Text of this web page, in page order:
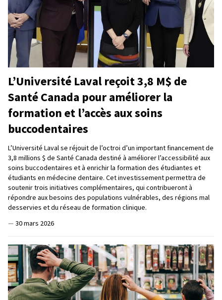
L’Université Laval reçoit 3,8 M$ de
Santé Canada pour améliorer la
formation et l’accès aux soins
buccodentaires
L’Université Laval se réjouit de l’octroi d’un important financement de
3,8 millions $ de Santé Canada destiné à améliorer l’accessibilité aux
soins buccodentaires et à enrichir la formation des étudiantes et
étudiants en médecine dentaire. Cet investissement permettra de
soutenir trois initiatives complémentaires, qui contribueront à
répondre aux besoins des populations vulnérables, des régions mal
desservies et du réseau de formation clinique.
— 30 mars 2026